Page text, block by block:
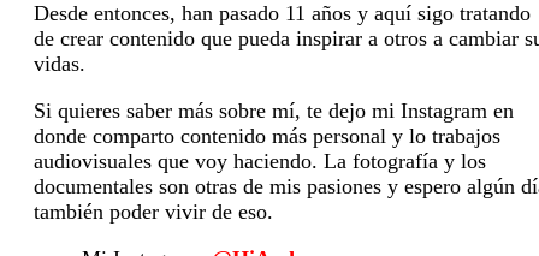
Desde entonces, han pasado 11 años y aquí sigo tratando
de crear contenido que pueda inspirar a otros a cambiar
vidas.
Si quieres saber más sobre mí, te dejo mi Instagram en
donde comparto contenido más personal y lo trabajos
audiovisuales que voy haciendo. La fotografía y los
documentales son otras de mis pasiones y espero algún
también poder vivir de eso.